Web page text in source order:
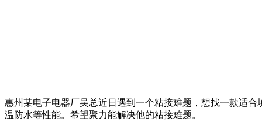
惠州某电子电器厂吴总近日遇到一个粘接难题，想找一款适合
温防水等性能。希望聚力能解决他的粘接难题。